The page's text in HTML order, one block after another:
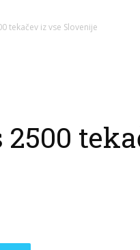
tekačev iz vse Slovenije